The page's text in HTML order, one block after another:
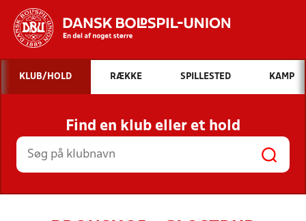
Hvad vil du søge efter?
INDHOLD OG NYHEDER
STILLINGER, RESULTATER, KLUBBER OG
HOLD
KLUB/HOLD RÆKKE SPILLESTED KAMP
Find en klub eller et hold